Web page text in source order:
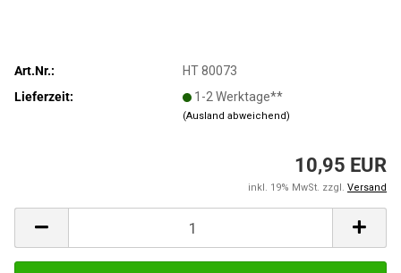
Art.Nr.:
HT 80073
Lieferzeit:
1-2 Werktage**
(Ausland abweichend)
10,95 EUR
inkl. 19% MwSt. zzgl. Versand